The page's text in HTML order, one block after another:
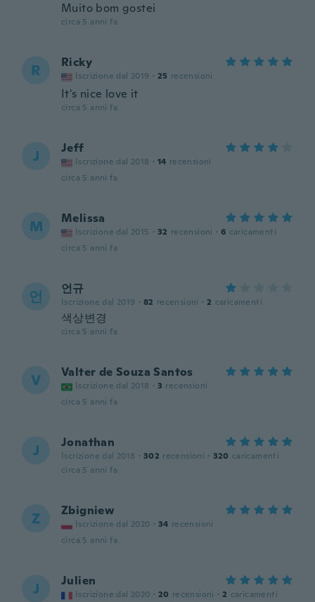
Muito bom gostei
circa 5 anni fa
R Ricky
Iscrizione dal 2019 · 25 recensioni
It's nice love it
circa 5 anni fa
J Jeff
Iscrizione dal 2018 · 14 recensioni
circa 5 anni fa
M Melissa
Iscrizione dal 2015 · 32 recensioni · 6 caricamenti
circa 5 anni fa
언 언규
Iscrizione dal 2019 · 82 recensioni · 2 caricamenti
색상변경
circa 5 anni fa
V Valter de Souza Santos
Iscrizione dal 2018 · 3 recensioni
circa 5 anni fa
J Jonathan
Iscrizione dal 2018 · 302 recensioni · 320 caricamenti
circa 5 anni fa
Z Zbigniew
Iscrizione dal 2020 · 34 recensioni
circa 5 anni fa
J Julien
Iscrizione dal 2020 · 20 recensioni · 2 caricamenti